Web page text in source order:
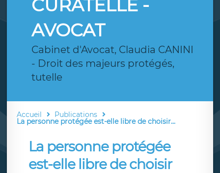
CURATELLE -
AVOCAT
Cabinet d'Avocat, Claudia CANINI
- Droit des majeurs protégés,
tutelle
Accueil Publications
La personne protégée est-elle libre de choisir...
La personne protégée
est-elle libre de choisir